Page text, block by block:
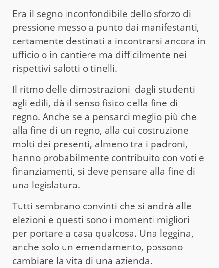
Era il segno inconfondibile dello sforzo di
pressione messo a punto dai manifestanti,
certamente destinati a incontrarsi ancora in
ufficio o in cantiere ma difficilmente nei
rispettivi salotti o tinelli.
Il ritmo delle dimostrazioni, dagli studenti
agli edili, dà il senso fisico della fine di
regno. Anche se a pensarci meglio più che
alla fine di un regno, alla cui costruzione
molti dei presenti, almeno tra i padroni,
hanno probabilmente contribuito con voti e
finanziamenti, si deve pensare alla fine di
una legislatura.
Tutti sembrano convinti che si andrà alle
elezioni e questi sono i momenti migliori
per portare a casa qualcosa. Una leggina,
anche solo un emendamento, possono
cambiare la vita di una azienda.